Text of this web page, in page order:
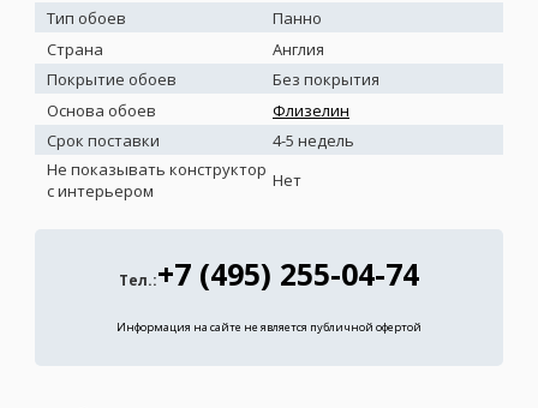
Тип обоев
Панно
Страна
Англия
Покрытие обоев
Без покрытия
Основа обоев
Флизелин
Срок поставки
4-5 недель
Не показывать конструктор
с интерьером
Нет
Тел.:+7 (495) 255-04-74
Информация на сайте не является публичной офертой